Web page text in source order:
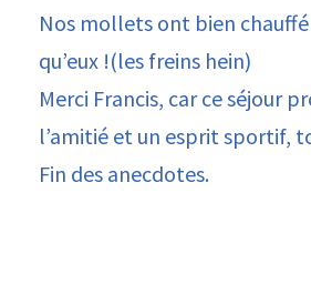
Nos mollets ont bien
qu’eux !(les freins hein)
Merci Francis, car ce séjour
l’amitié et un esprit sportif,
Fin des anecdotes.